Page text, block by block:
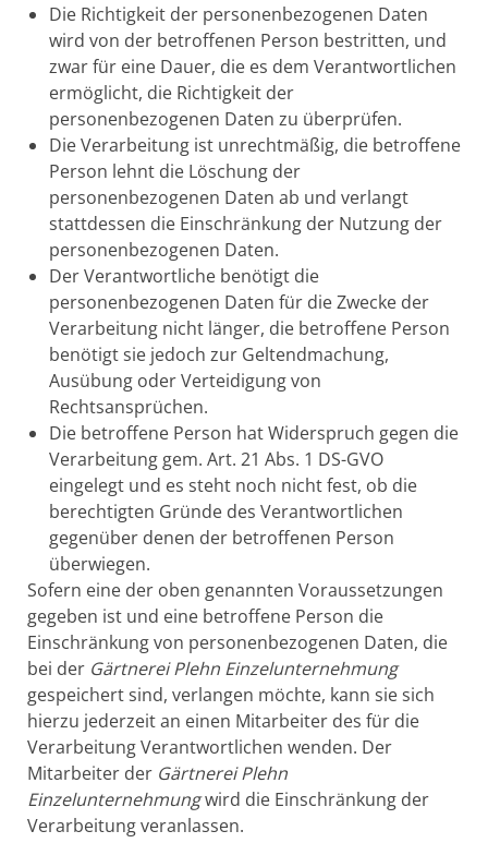
Die Richtigkeit der personenbezogenen Daten
wird von der betroffenen Person bestritten, und
zwar für eine Dauer, die es dem Verantwortlichen
ermöglicht, die Richtigkeit der
personenbezogenen Daten zu überprüfen.
Die Verarbeitung ist unrechtmäßig, die betroffene
Person lehnt die Löschung der
personenbezogenen Daten ab und verlangt
stattdessen die Einschränkung der Nutzung der
personenbezogenen Daten.
Der Verantwortliche benötigt die
personenbezogenen Daten für die Zwecke der
Verarbeitung nicht länger, die betroffene Person
benötigt sie jedoch zur Geltendmachung,
Ausübung oder Verteidigung von
Rechtsansprüchen.
Die betroffene Person hat Widerspruch gegen die
Verarbeitung gem. Art. 21 Abs. 1 DS-GVO
eingelegt und es steht noch nicht fest, ob die
berechtigten Gründe des Verantwortlichen
gegenüber denen der betroffenen Person
überwiegen.
Sofern eine der oben genannten Voraussetzungen
gegeben ist und eine betroffene Person die
Einschränkung von personenbezogenen Daten, die
bei der Gärtnerei Plehn Einzelunternehmung
gespeichert sind, verlangen möchte, kann sie sich
hierzu jederzeit an einen Mitarbeiter des für die
Verarbeitung Verantwortlichen wenden. Der
Mitarbeiter der Gärtnerei Plehn
Einzelunternehmungwird die Einschränkung der
Verarbeitung veranlassen.